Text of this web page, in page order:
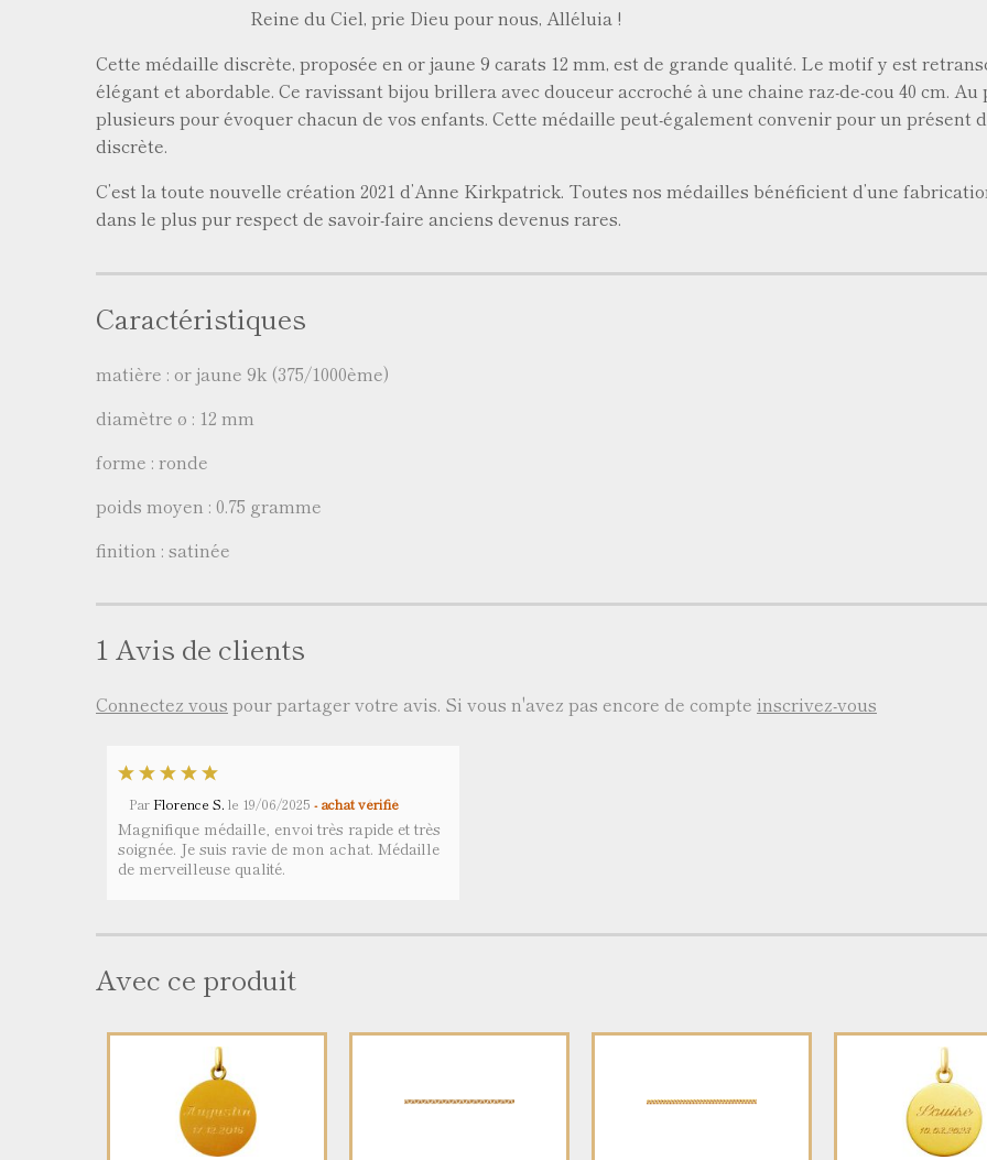
Reine du Ciel, prie Dieu pour nous, Alléluia !
Cette médaille discrète, proposée en or jaune 9 carats 12 mm, est de grande qualité. Le motif y est
élégant et abordable. Ce ravissant bijou brillera avec douceur accroché à une chaine raz-de-cou 40 cm.
plusieurs pour évoquer chacun de vos enfants. Cette médaille peut-également convenir pour un présent
discrète.
C’est la toute nouvelle création 2021 d’Anne Kirkpatrick. Toutes nos médailles bénéficient d’une
dans le plus pur respect de savoir-faire anciens devenus rares.
Caractéristiques
matière : or jaune 9k (375/1000ème)
diamètre ø : 12 mm
forme : ronde
poids moyen : 0.75 gramme
finition : satinée
1 Avis de clients
Connectez vous pour partager votre avis. Si vous n'avez pas encore de compte inscrivez-vous
Par Florence S. le 19/06/2025 - achat vérifié
Magnifique médaille, envoi très rapide et très
soignée. Je suis ravie de mon achat. Médaille
de merveilleuse qualité.
Avec ce produit